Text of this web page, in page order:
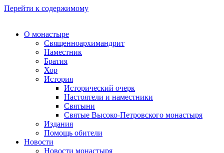
Перейти к содержимому
О монастыре
Священноархимандрит
Наместник
Братия
Хор
История
Исторический очерк
Настоятели и наместники
Святыни
Святые Высоко-Петровского монастыря
Издания
Помощь обители
Новости
Новости монастыря